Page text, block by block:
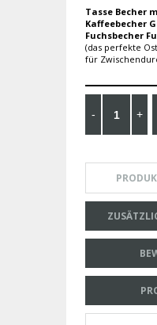
Tasse Becher
Kaffeebecher
Fuchsbecher
(das perfekte
für